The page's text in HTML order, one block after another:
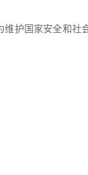
护国家安全和社